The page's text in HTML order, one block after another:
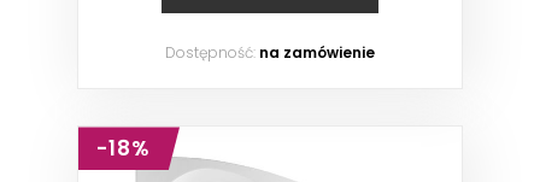
Dostępność: na zamówienie
-18%